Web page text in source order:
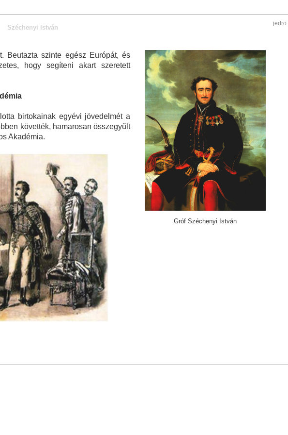
jedro
Széchenyi István
Gróf Széchenyi István
Beutazta szinte egész Európát, és
hogy segíteni akart szeretett
birtokainak egyévi jövedelmét a
követték, hamarosan összegyűlt
Akadémia.